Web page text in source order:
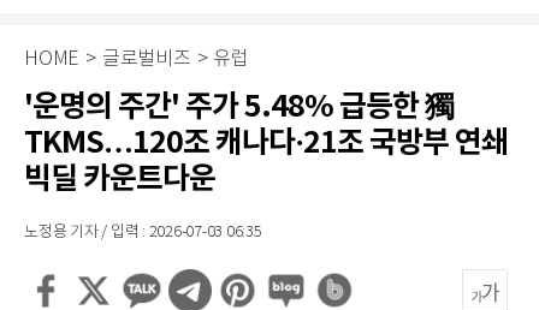
HOME > 글로벌비즈 > 유럽
'운명의 주간' 주가 5.48% 급등한 獨
TKMS…120조 캐나다·21조 국방부 연쇄
빅딜 카운트다운
노정용 기자 / 입력 : 2026-07-03 06:35